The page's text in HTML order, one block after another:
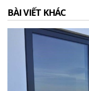
BÀI VIẾT KHÁC